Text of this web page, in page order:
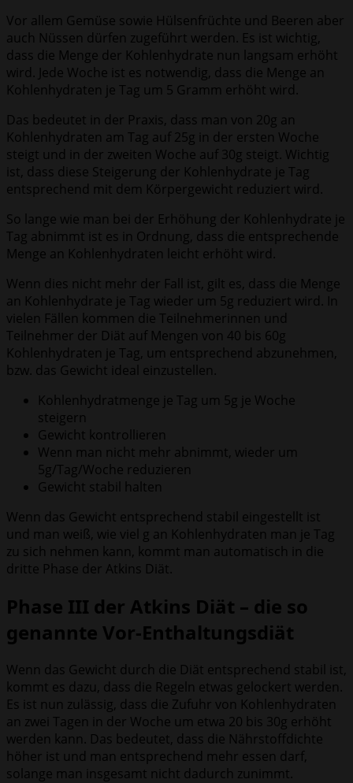
Vor allem Gemüse sowie Hülsenfrüchte und Beeren aber
auch Nüssen dürfen zugeführt werden. Es ist wichtig,
dass die Menge der Kohlenhydrate nun langsam erhöht
wird. Jede Woche ist es notwendig, dass die Menge an
Kohlenhydraten je Tag um 5 Gramm erhöht wird.
Das bedeutet in der Praxis, dass man von 20g an
Kohlenhydraten am Tag auf 25g in der ersten Woche
steigt und in der zweiten Woche auf 30g steigt. Wichtig
ist, dass diese Steigerung der Kohlenhydrate je Tag
entsprechend mit dem Körpergewicht reduziert wird.
So lange wie man bei der Erhöhung der Kohlenhydrate je
Tag abnimmt ist es in Ordnung, dass die entsprechende
Menge an Kohlenhydraten leicht erhöht wird.
Wenn dies nicht mehr der Fall ist, gilt es, dass die Menge
an Kohlenhydrate je Tag wieder um 5g reduziert wird. In
vielen Fällen kommen die Teilnehmerinnen und
Teilnehmer der Diät auf Mengen von 40 bis 60g
Kohlenhydraten je Tag, um entsprechend abzunehmen,
bzw. das Gewicht ideal einzustellen.
Kohlenhydratmenge je Tag um 5g je Woche
steigern
Gewicht kontrollieren
Wenn man nicht mehr abnimmt, wieder um
5g/Tag/Woche reduzieren
Gewicht stabil halten
Wenn das Gewicht entsprechend stabil eingestellt ist
und man weiß, wie viel g an Kohlenhydraten man je Tag
zu sich nehmen kann, kommt man automatisch in die
dritte Phase der Atkins Diät.
Phase III der Atkins Diät – die so
genannte Vor-Enthaltungsdiät
Wenn das Gewicht durch die Diät entsprechend stabil ist,
kommt es dazu, dass die Regeln etwas gelockert werden.
Es ist nun zulässig, dass die Zufuhr von Kohlenhydraten
an zwei Tagen in der Woche um etwa 20 bis 30g erhöht
werden kann. Das bedeutet, dass die Nährstoffdichte
höher ist und man entsprechend mehr essen darf,
solange man insgesamt nicht dadurch zunimmt.